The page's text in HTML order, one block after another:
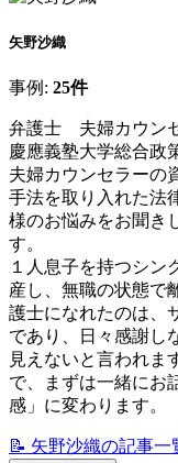
矢野沙織
事例: 25件
弁護士 夫婦カウン
慶應義塾大学総合政
夫婦カウンセラーの
手法を取り入れた法
様のお悩みをお聞き
す。
１人息子を持つシン
産し、無職の状態で
護士になれたのは、
であり、日々感謝し
見えないと言われま
で、まずは一緒にお
感」に変わります。
📝 矢野沙織の記事一